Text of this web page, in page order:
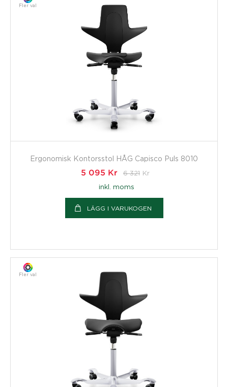
Fler val
Ergonomisk Kontorsstol HÅG Capisco Puls 8010
5 095 Kr 6 321 Kr
inkl. moms
LÄGG I VARUKOGEN
Fler val